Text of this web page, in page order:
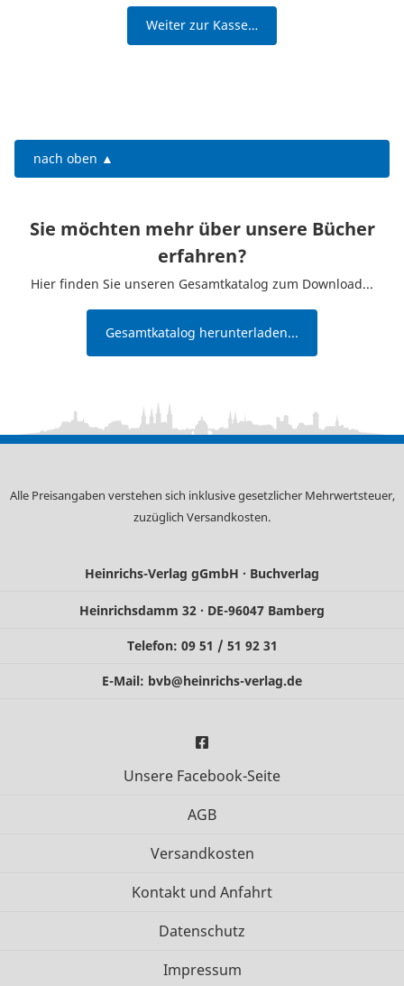
Weiter zur Kasse…
nach oben ▲
Sie möchten mehr über unsere Bücher
erfahren?
Hier finden Sie unseren Gesamtkatalog zum Download...
Gesamtkatalog herunterladen...
Alle Preisangaben verstehen sich inklusive gesetzlicher Mehrwertsteuer,
zuzüglich Versandkosten.
Heinrichs-Verlag gGmbH · Buchverlag
Heinrichsdamm 32 · DE-96047 Bamberg
Telefon: 09 51 / 51 92 31
E-Mail: bvb@heinrichs-verlag.de
Unsere Facebook-Seite
AGB
Versandkosten
Kontakt und Anfahrt
Datenschutz
Impressum